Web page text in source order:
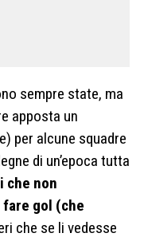
sempre state, ma
apposta un
per alcune squadre
di un’epoca tutta
che non
fare gol (che
che se li vedesse